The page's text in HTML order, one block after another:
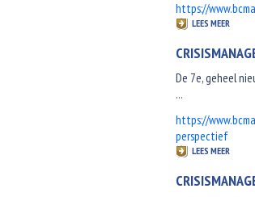
https://
LEES MEER
De 7e, geheel
...
https://
perspectief
LEES MEER